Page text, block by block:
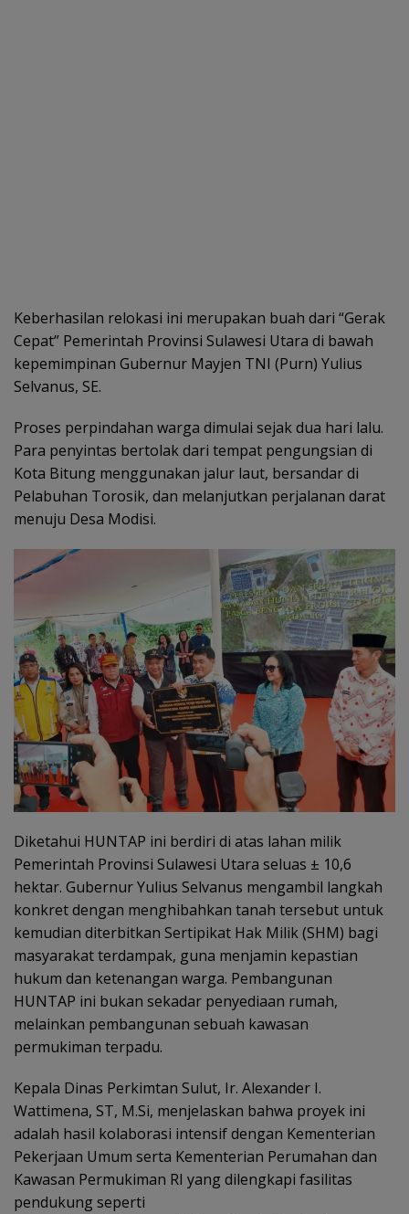
Keberhasilan relokasi ini merupakan buah dari “Gerak
Cepat” Pemerintah Provinsi Sulawesi Utara di bawah
kepemimpinan Gubernur Mayjen TNI (Purn) Yulius
Selvanus, SE.
Proses perpindahan warga dimulai sejak dua hari lalu.
Para penyintas bertolak dari tempat pengungsian di
Kota Bitung menggunakan jalur laut, bersandar di
Pelabuhan Torosik, dan melanjutkan perjalanan darat
menuju Desa Modisi.
Diketahui HUNTAP ini berdiri di atas lahan milik
Pemerintah Provinsi Sulawesi Utara seluas ± 10,6
hektar. Gubernur Yulius Selvanus mengambil langkah
konkret dengan menghibahkan tanah tersebut untuk
kemudian diterbitkan Sertipikat Hak Milik (SHM) bagi
masyarakat terdampak, guna menjamin kepastian
hukum dan ketenangan warga. Pembangunan
HUNTAP ini bukan sekadar penyediaan rumah,
melainkan pembangunan sebuah kawasan
permukiman terpadu.
Kepala Dinas Perkimtan Sulut, Ir. Alexander I.
Wattimena, ST, M.Si, menjelaskan bahwa proyek ini
adalah hasil kolaborasi intensif dengan Kementerian
Pekerjaan Umum serta Kementerian Perumahan dan
Kawasan Permukiman RI yang dilengkapi fasilitas
pendukung seperti